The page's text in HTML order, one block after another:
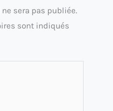
sera pas publiée.
sont indiqués